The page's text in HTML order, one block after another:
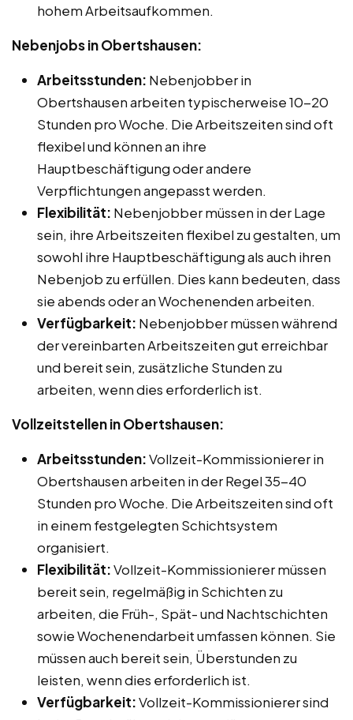
hohem Arbeitsaufkommen.
Nebenjobs in Obertshausen:
Arbeitsstunden: Nebenjobber in
Obertshausen arbeiten typischerweise 10-20
Stunden pro Woche. Die Arbeitszeiten sind oft
flexibel und können an ihre
Hauptbeschäftigung oder andere
Verpflichtungen angepasst werden.
Flexibilität: Nebenjobber müssen in der Lage
sein, ihre Arbeitszeiten flexibel zu gestalten, um
sowohl ihre Hauptbeschäftigung als auch ihren
Nebenjob zu erfüllen. Dies kann bedeuten, dass
sie abends oder an Wochenenden arbeiten.
Verfügbarkeit: Nebenjobber müssen während
der vereinbarten Arbeitszeiten gut erreichbar
und bereit sein, zusätzliche Stunden zu
arbeiten, wenn dies erforderlich ist.
Vollzeitstellen in Obertshausen:
Arbeitsstunden:Vollzeit-Kommissionierer in
Obertshausen arbeiten in der Regel 35-40
Stunden pro Woche. Die Arbeitszeiten sind oft
in einem festgelegten Schichtsystem
organisiert.
Flexibilität:Vollzeit-Kommissionierer müssen
bereit sein, regelmäßig in Schichten zu
arbeiten, die Früh-, Spät- und Nachtschichten
sowie Wochenendarbeit umfassen können. Sie
müssen auch bereit sein, Überstunden zu
leisten, wenn dies erforderlich ist.
Verfügbarkeit:Vollzeit-Kommissionierer sind